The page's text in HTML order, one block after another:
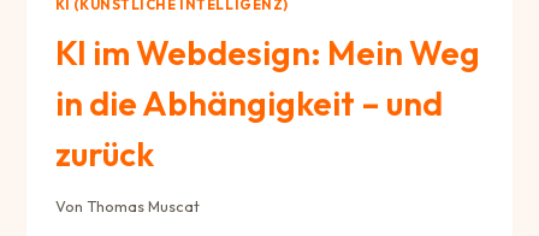
KI (KÜNSTLICHE INTELLIGENZ)
KI im Webdesign: Mein Weg
in die Abhängigkeit – und
zurück
Von Thomas Muscat